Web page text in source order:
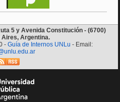
5 y Avenida Constitución - (6700)
Aires, Argentina.
- Guía de Internos UNLu - Email: